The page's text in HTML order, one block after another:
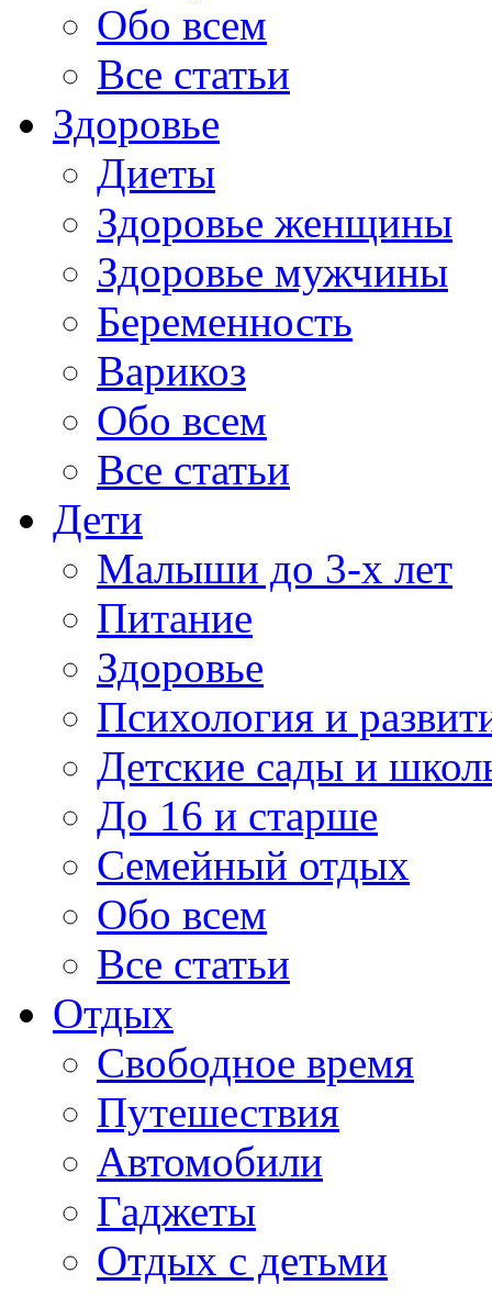
Обо всем
Все статьи
Здоровье
Диеты
Здоровье женщины
Здоровье мужчины
Беременность
Варикоз
Обо всем
Все статьи
Дети
Малыши до 3-х лет
Питание
Здоровье
Психология и
Детские сады и
До 16 и старше
Семейный отдых
Обо всем
Все статьи
Отдых
Свободное время
Путешествия
Автомобили
Гаджеты
Отдых с детьми